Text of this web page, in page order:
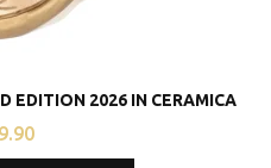
EDITION 2026 IN CERAMICA